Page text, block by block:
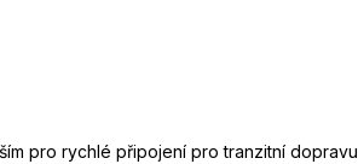
pro rychlé připojení pro tranzitní dopravu